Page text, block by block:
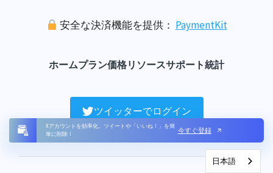
Xアカウントを効率化。ツイートや「いいね！」を簡
単に削除！
今すぐ登録
安全な決済機能を提供： PaymentKit
ホームプラン価格リソースサポート統計
ツイッターでログイン
日本語